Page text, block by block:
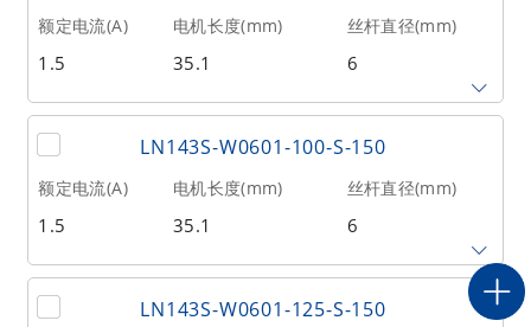
相数 转子惯量(g•cm²) 重量(kg)
2 20 0.21
额定电流(A) 电机长度(mm) 丝杆直径(mm)
1.5 35.1 6
丝杆导程(mm) 丝杆长度(mm) 额定推力(N
@300RPM)
相数 转子惯量(g•cm²) 重量(kg)
2 20 0.21
LN143S-W0601-100-S-150
额定电流(A) 电机长度(mm) 丝杆直径(mm)
1.5 35.1 6
丝杆导程(mm) 丝杆长度(mm) 额定推力(N
@300RPM)
LN143S-W0601-125-S-150